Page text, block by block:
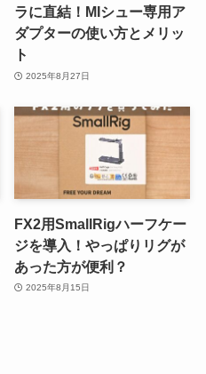
ラに直結！MIシュー専用ア
ダプターの使い方とメリッ
ト
2025年8月27日
FX2用SmallRigハーフケー
ジを導入！やっぱりリグが
あった方が便利？
2025年8月15日